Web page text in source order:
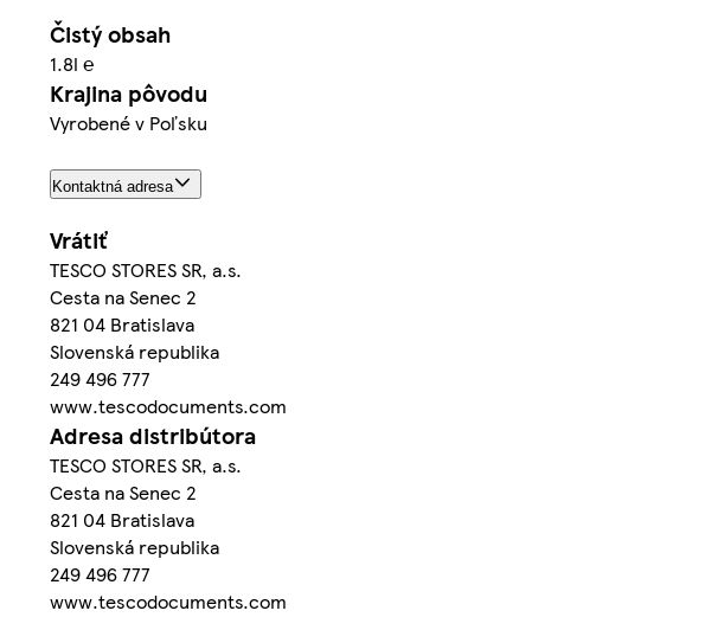
Čistý obsah
1.8l ℮
Krajina pôvodu
Vyrobené v Poľsku
Kontaktná adresa
Vrátiť
TESCO STORES SR, a.s.
Cesta na Senec 2
821 04 Bratislava
Slovenská republika
249 496 777
www.tescodocuments.com
Adresa distribútora
TESCO STORES SR, a.s.
Cesta na Senec 2
821 04 Bratislava
Slovenská republika
249 496 777
www.tescodocuments.com